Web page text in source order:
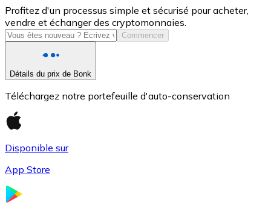
USD Coin
USDC
Profitez d'un processus simple et sécurisé pour acheter,
vendre et échanger des cryptomonnaies.
Commencer
Détails du prix de Bonk
Téléchargez notre portefeuille d'auto-conservation
Disponible sur
App Store